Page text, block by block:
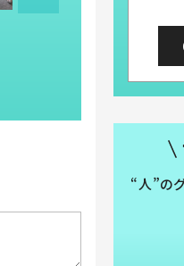
“人”の